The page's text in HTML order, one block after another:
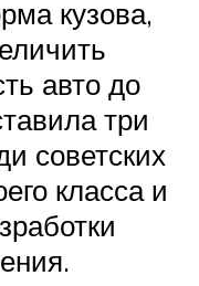
кузова,
авто до
три
советских
класса и